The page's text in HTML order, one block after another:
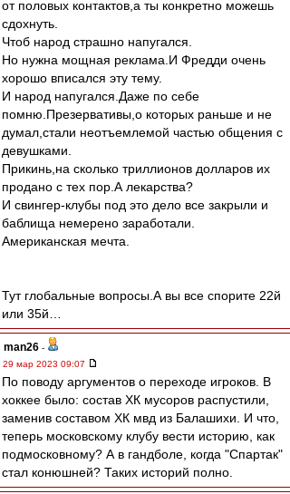
от половых контактов,а ты конкретно можешь
сдохнуть.
Чтоб народ страшно напугался.
Но нужна мощная реклама.И Фредди очень
хорошо вписался эту тему.
И народ напугался.Даже по себе
помню.Презервативы,о которых раньше и не
думал,стали неотъемлемой частью общения с
девушками.
Прикинь,на сколько триллионов долларов их
продано с тех пор.А лекарства?
И свингер-клубы под это дело все закрыли и
баблища немерено заработали.
Американская мечта.
Тут глобальные вопросы.А вы все спорите 22й
или 35й…
man26 -
29 мар 2023 09:07
По поводу аргументов о переходе игроков. В
хоккее было: состав ХК мусоров распустили,
заменив составом ХК мвд из Балашихи. И что,
теперь московскому клубу вести историю, как
подмосковному? А в гандболе, когда "Спартак"
стал конюшней? Таких историй полно.